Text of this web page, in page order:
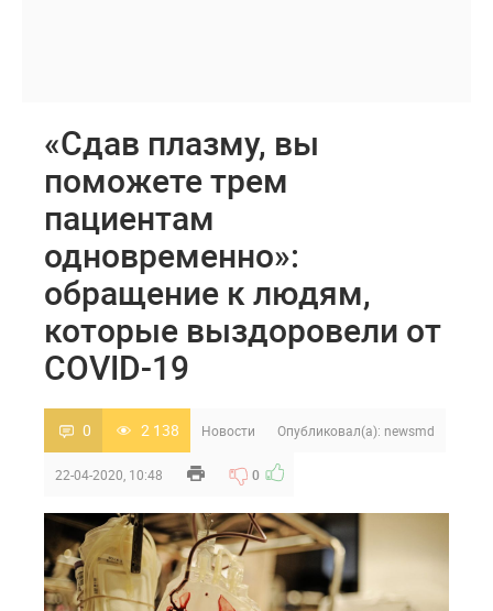
«Сдав плазму, вы
поможете трем
пациентам
одновременно»:
обращение к людям,
которые выздоровели от
COVID-19
0 2 138 Новости Опубликовал(а): newsmd
22-04-2020, 10:48 0